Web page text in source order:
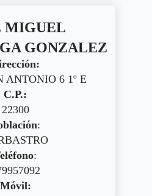
MIGUEL
GONZALEZ
ANTONIO 6 1º E
C.P.:
22300
:
:
Móvil: